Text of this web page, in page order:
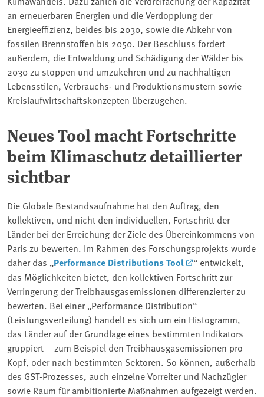
an erneuerbaren Energien und die Verdopplung der
Energieeffizienz, beides bis 2030, sowie die Abkehr von
fossilen Brennstoffen bis 2050. Der Beschluss fordert
außerdem, die Entwaldung und Schädigung der Wälder bis
2030 zu stoppen und umzukehren und zu nachhaltigen
Lebensstilen, Verbrauchs- und Produktionsmustern sowie
Kreislaufwirtschaftskonzepten überzugehen.
Neues Tool macht Fortschritte
beim Klimaschutz detaillierter
sichtbar
Die Globale Bestandsaufnahme hat den Auftrag, den
kollektiven, und nicht den individuellen, Fortschritt der
Länder bei der Erreichung der Ziele des Übereinkommens von
Paris zu bewerten. Im Rahmen des Forschungsprojekts wurde
daher das „Performance Distributions Tool
“ entwickelt,
das Möglichkeiten bietet, den kollektiven Fortschritt zur
Verringerung der Treibhausgasemissionen differenzierter zu
bewerten. Bei einer „Performance Distribution“
(Leistungsverteilung) handelt es sich um ein Histogramm,
das Länder auf der Grundlage eines bestimmten Indikators
gruppiert – zum Beispiel den Treibhausgasemissionen pro
Kopf, oder nach bestimmten Sektoren. So können, außerhalb
des GST-Prozesses, auch einzelne Vorreiter und Nachzügler
sowie Raum für ambitionierte Maßnahmen aufgezeigt werden.